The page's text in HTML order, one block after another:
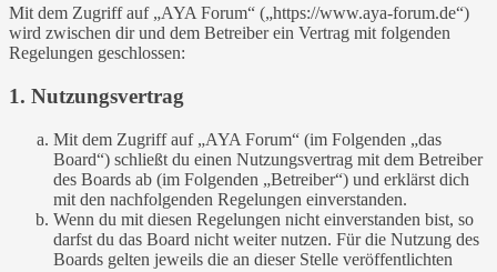
Mit dem Zugriff auf „AYA Forum“ („https://www.aya-forum.de“)
wird zwischen dir und dem Betreiber ein Vertrag mit folgenden
Regelungen geschlossen:
1. Nutzungsvertrag
Mit dem Zugriff auf „AYA Forum“ (im Folgenden „das
Board“) schließt du einen Nutzungsvertrag mit dem Betreiber
des Boards ab (im Folgenden „Betreiber“) und erklärst dich
mit den nachfolgenden Regelungen einverstanden.
Wenn du mit diesen Regelungen nicht einverstanden bist, so
darfst du das Board nicht weiter nutzen. Für die Nutzung des
Boards gelten jeweils die an dieser Stelle veröffentlichten